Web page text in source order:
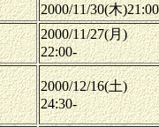
2000/11/30(木
2000/11/27(月)
22:00-
2000/12/16(土)
24:30-